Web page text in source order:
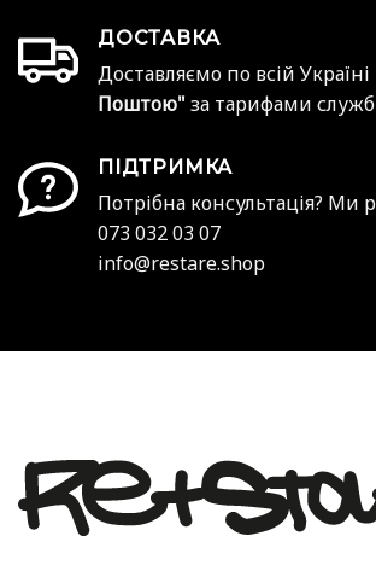
ДОСТАВКА
Доставляємо по всій Україні
Поштою" за тарифами
ПІДТРИМКА
Потрібна консультація? Ми
073 032 03 07
info@restare.shop